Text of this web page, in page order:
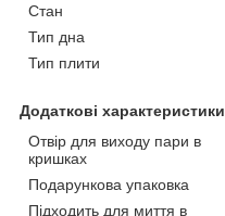
Стан
Тип дна
Тип плити
Додаткові характеристики
Отвір для виходу пари в
кришках
Подарункова упаковка
Підходить для миття в